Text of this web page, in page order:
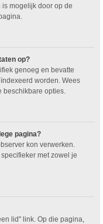
mogelijk door op de
op?
genoeg en bevatte
worden. Wees
opties.
pagina?
kon verwerken.
met zowel je
lid" link. Op die pagina,